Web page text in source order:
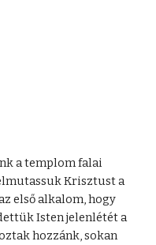
a templom falai
Krisztust a
első alkalom, hogy
Isten jelenlétét a
hozzánk, sokan